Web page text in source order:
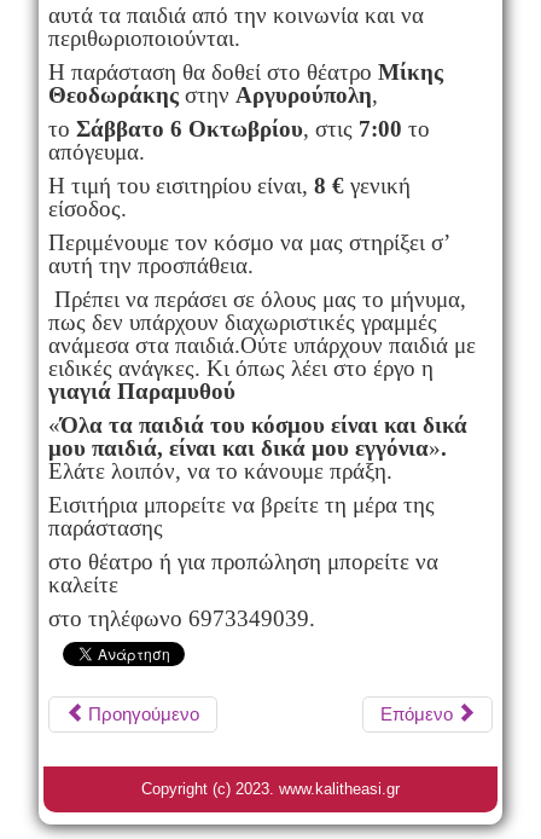
αυτά τα παιδιά από την κοινωνία και να
περιθωριοποιούνται.
Η παράσταση θα δοθεί στο θέατρο Μίκης
Θεοδωράκηςστην Αργυρούπολη,
το Σάββατο 6 Οκτωβρίου, στις 7:00 το
απόγευμα.
Η τιμή του εισιτηρίου είναι, 8 € γενική
είσοδος.
Περιμένουμε τον κόσμο να μας στηρίξει σ’
αυτή την προσπάθεια.
Πρέπει να περάσει σε όλους μας το μήνυμα,
πως δεν υπάρχουν διαχωριστικές γραμμές
ανάμεσα στα παιδιά.Ούτε υπάρχουν παιδιά με
ειδικές ανάγκες. Κι όπως λέει στο έργο η
γιαγιά Παραμυθού
«Όλα τα παιδιά του κόσμου είναι και δικά
μου παιδιά, είναι και δικά μου εγγόνια».
Ελάτε λοιπόν, να το κάνουμε πράξη.
Εισιτήρια μπορείτε να βρείτε τη μέρα της
παράστασης
στο θέατρο ή για προπώληση μπορείτε να
καλείτε
στο τηλέφωνο 6973349039.
Προηγούμενο Επόμενο
Copyright (c) 2023. www.kalitheasi.gr